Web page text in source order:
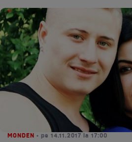
MONDEN • pe 14.11.2017 la 17:00